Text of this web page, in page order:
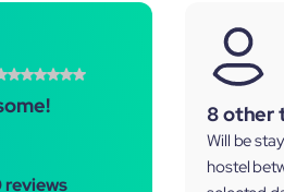
reviews
8 other
Will be
hostel